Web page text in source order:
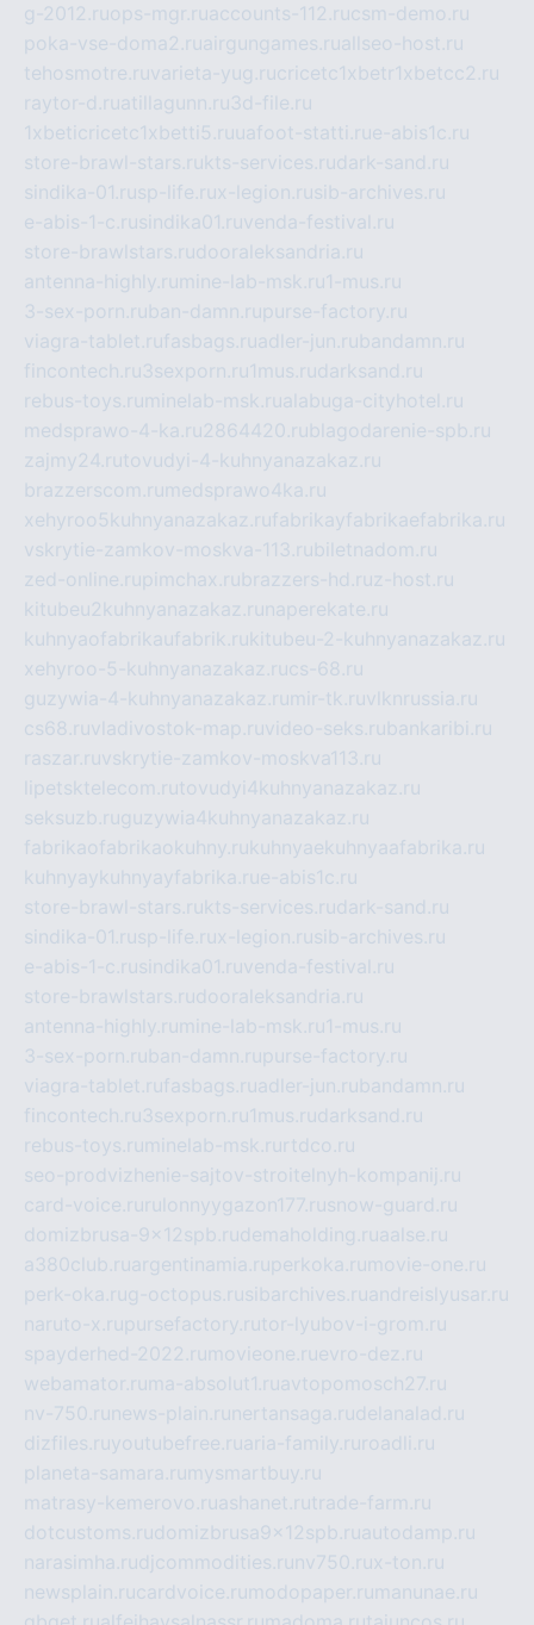
g-2012.ruops-mgr.ruaccounts-112.rucsm-demo.ru
poka-vse-doma2.ruairgungames.ruallseo-host.ru
tehosmotre.ruvarieta-yug.rucricetc1xbetr1xbetcc2.ru
raytor-d.ruatillagunn.ru3d-file.ru
1xbeticricetc1xbetti5.ruuafoot-statti.rue-abis1c.ru
store-brawl-stars.rukts-services.rudark-sand.ru
sindika-01.rusp-life.rux-legion.rusib-archives.ru
e-abis-1-c.rusindika01.ruvenda-festival.ru
store-brawlstars.rudooraleksandria.ru
antenna-highly.ru mine-lab-msk.ru1-mus.ru
3-sex-porn.ruban-damn.rupurse-factory.ru
viagra-tablet.rufasbags.ruadler-jun.rubandamn.ru
fincontech.ru3sexporn.ru1mus.rudarksand.ru
rebus-toys.ru minelab-msk.rualabuga-cityhotel.ru
medsprawo-4-ka.ru2864420.rublagodarenie-spb.ru
zajmy24.rutovudyi-4-kuhnyanazakaz.ru
brazzerscom.ru medsprawo4ka.ru
xehyroo5kuhnyanazakaz.rufabrikayfabrikaefabrika.ru
vskrytie-zamkov-moskva-113.rubiletnadom.ru
zed-online.rupimchax.rubrazzers-hd.ruz-host.ru
kitubeu2kuhnyanazakaz.ru naperekate.ru
kuhnyaofabrikaufabrik.rukitubeu-2-kuhnyanazakaz.ru
xehyroo-5-kuhnyanazakaz.rucs-68.ru
guzywia-4-kuhnyanazakaz.ru mir-tk.ruvlknrussia.ru
cs68.ruvladivostok-map.ruvideo-seks.rubankaribi.ru
raszar.ruvskrytie-zamkov-moskva113.ru
lipetsktelecom.rutovudyi4kuhnyanazakaz.ru
seksuzb.ruguzywia4kuhnyanazakaz.ru
fabrikaofabrikaokuhny.rukuhnyaekuhnyaafabrika.ru
kuhnyaykuhnyayfabrika.rue-abis1c.ru
store-brawl-stars.rukts-services.rudark-sand.ru
sindika-01.rusp-life.rux-legion.rusib-archives.ru
e-abis-1-c.rusindika01.ruvenda-festival.ru
store-brawlstars.rudooraleksandria.ru
antenna-highly.ru mine-lab-msk.ru1-mus.ru
3-sex-porn.ruban-damn.rupurse-factory.ru
viagra-tablet.rufasbags.ruadler-jun.rubandamn.ru
fincontech.ru3sexporn.ru1mus.rudarksand.ru
rebus-toys.ru minelab-msk.ru rtdco.ru
seo-prodvizhenie-sajtov-stroitelnyh-kompanij.ru
card-voice.ru rulonnyygazon177.rusnow-guard.ru
domizbrusa-9x12spb.rudemaholding.ruaalse.ru
a380club.ruargentinamia.ruperkoka.ru movie-one.ru
perk-oka.rug-octopus.rusibarchives.ruandreislyusar.ru
naruto-x.rupursefactory.rutor-lyubov-i-grom.ru
spayderhed-2022.ru movieone.ruevro-dez.ru
webamator.ru ma-absolut1.ruavtopomosch27.ru
nv-750.ru news-plain.ru nertansaga.rudelanalad.ru
dizfiles.ruyoutubefree.ruaria-family.ru roadli.ru
planeta-samara.ru mysmartbuy.ru
matrasy-kemerovo.ruashanet.rutrade-farm.ru
dotcustoms.rudomizbrusa9x12spb.ruautodamp.ru
narasimha.rudjcommodities.ru nv750.rux-ton.ru
newsplain.rucardvoice.ru modopaper.ru manunae.ru